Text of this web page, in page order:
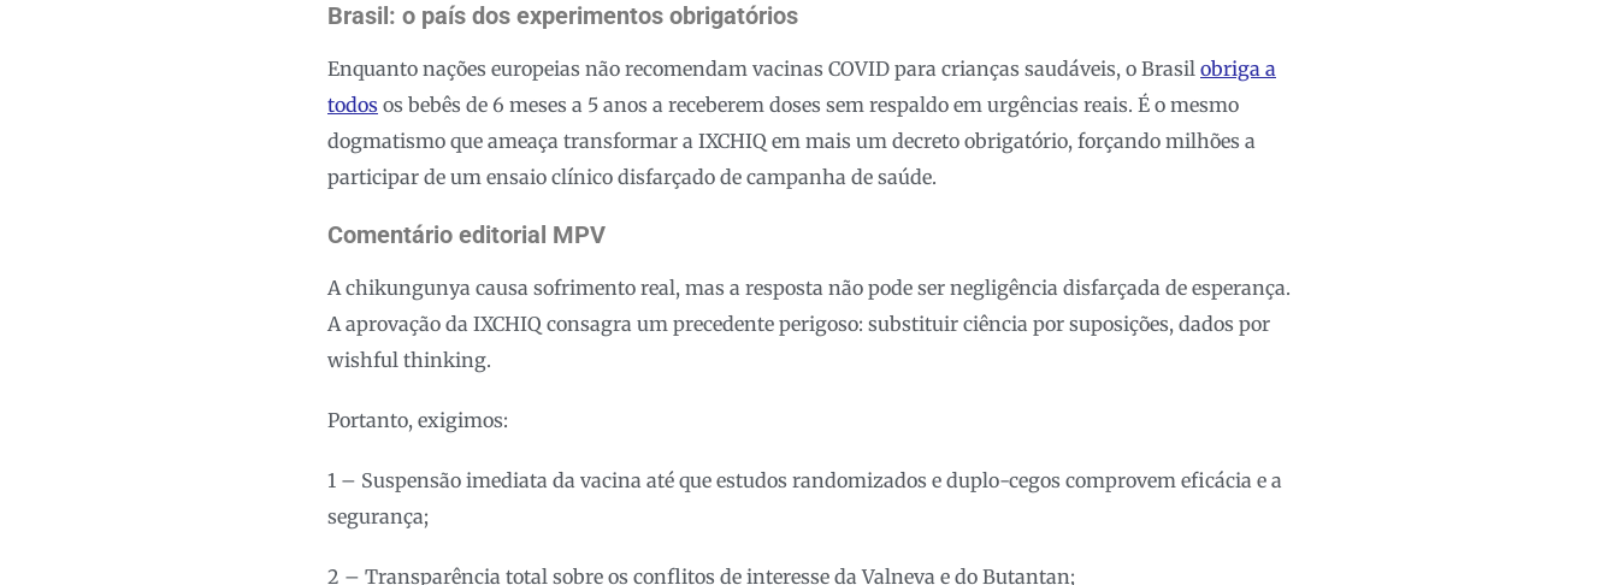
Brasil: o país dos experimentos obrigatórios
Enquanto nações europeias não recomendam vacinas COVID para crianças saudáveis, o Brasil obriga a
todos os bebês de 6 meses a 5 anos a receberem doses sem respaldo em urgências reais. É o mesmo
dogmatismo que ameaça transformar a IXCHIQ em mais um decreto obrigatório, forçando milhões a
participar de um ensaio clínico disfarçado de campanha de saúde.
Comentário editorial MPV
A chikungunya causa sofrimento real, mas a resposta não pode ser negligência disfarçada de esperança.
A aprovação da IXCHIQ consagra um precedente perigoso: substituir ciência por suposições, dados por
wishful thinking.
Portanto, exigimos:
1 – Suspensão imediata da vacina até que estudos randomizados e duplo-cegos comprovem eficácia e a
segurança;
2 – Transparência total sobre os conflitos de interesse da Valneva e do Butantan;